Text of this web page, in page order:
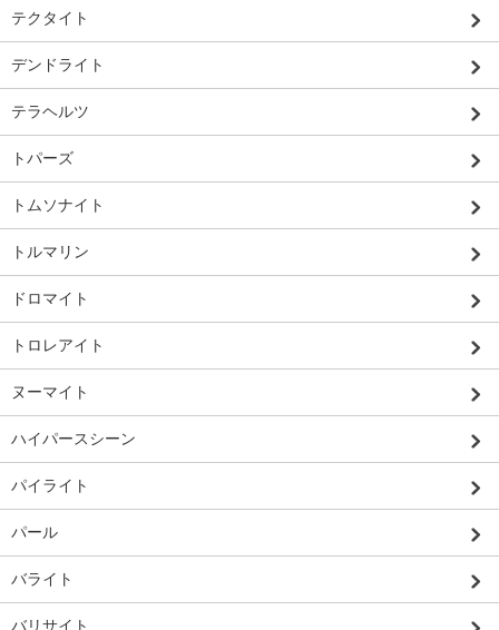
テクタイト
デンドライト
テラヘルツ
トパーズ
トムソナイト
トルマリン
ドロマイト
トロレアイト
ヌーマイト
ハイパースシーン
パイライト
パール
バライト
バリサイト